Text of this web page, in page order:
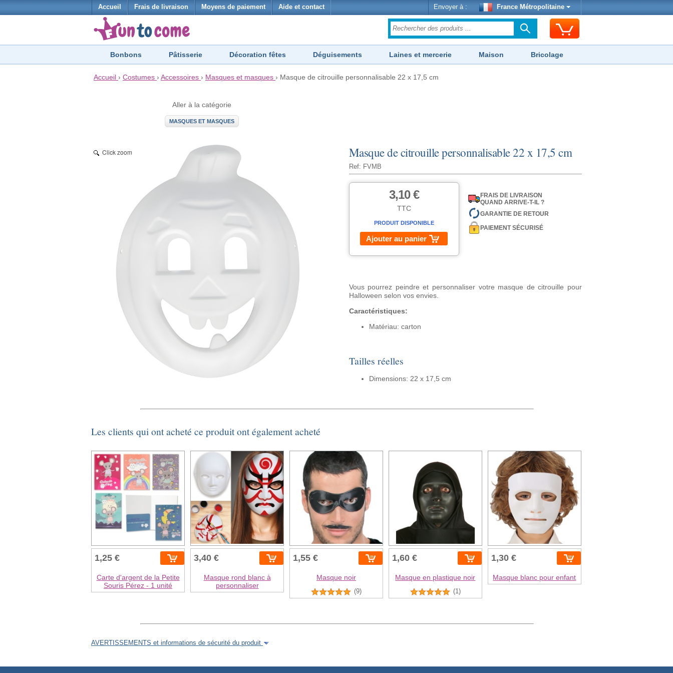
Accueil Frais de livraison Moyens de paiement Aide et contact Envoyer à : France Métropolitaine
Bonbons Pâtisserie Décoration fêtes Déguisements Laines et mercerie Maison Bricolage
Accueil › Costumes › Accessoires › Masques et masques › Masque de citrouille personnalisable 22 x 17,5 cm
Aller à la catégorie
MASQUES ET MASQUES
Masque de citrouille personnalisable 22 x 17,5 cm
Ref: FVMB
Click zoom
3,10 €
TTC
PRODUIT DISPONIBLE
Ajouter au panier
FRAIS DE LIVRAISON
QUAND ARRIVE-T-IL ?
GARANTIE DE RETOUR
PAIEMENT SÉCURISÉ
Vous pourrez peindre et personnaliser votre masque de citrouille pour
Halloween selon vos envies.
Caractéristiques:
Matériau: carton
Tailles réelles
Dimensions: 22 x 17,5 cm
Les clients qui ont acheté ce produit ont également acheté
1,25 €
Carte d'argent de la Petite
Souris Pérez - 1 unité
3,40 €
Masque rond blanc à
personnaliser
1,55 €
Masque noir
(9)
1,60 €
Masque en plastique noir
(1)
1,30 €
Masque blanc pour enfant
AVERTISSEMENTS et informations de sécurité du produit